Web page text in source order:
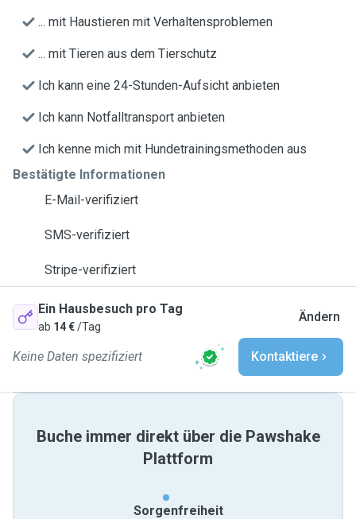
... mit Haustieren mit Verhaltensproblemen
... mit Tieren aus dem Tierschutz
Ich kann eine 24-Stunden-Aufsicht anbieten
Ich kann Notfalltransport anbieten
Ich kenne mich mit Hundetrainingsmethoden aus
Bestätigte Informationen
E-Mail-verifiziert
SMS-verifiziert
Stripe-verifiziert
Ein Hausbesuch pro Tag
ab 14 €/Tag
Ändern
Keine Daten spezifiziert Kontaktiere
Buche immer direkt über die Pawshake
Plattform
Sorgenfreiheit